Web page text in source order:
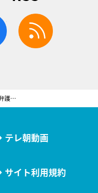
facebook
“女子高生弁護士”の存在が世間にバレて大騒ぎ！幸澤沙良主演『JKと六法全書』衝撃の新展開
テレ朝動画
サイト利用規約